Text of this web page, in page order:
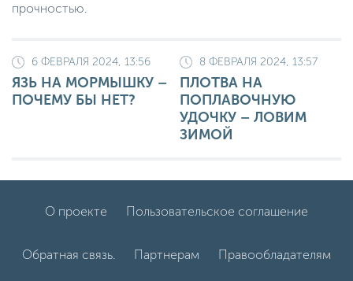
прочностью.
6 ФЕВРАЛЯ 2024, 13:56
ЯЗЬ НА МОРМЫШКУ –
ПОЧЕМУ БЫ НЕТ?
8 ФЕВРАЛЯ 2024, 13:57
ПЛОТВА НА
ПОПЛАВОЧНУЮ
УДОЧКУ – ЛОВИМ
ЗИМОЙ
О проекте Пользовательское соглашение
Обратная связь. Партнерам Правообладателям